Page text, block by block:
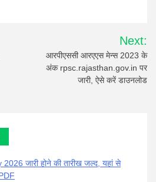
Next:
आरपीएससी आरएएस मेन्स 2023 के
अंक rpsc.rajasthan.gov.in पर
जारी, ऐसे करें डाउनलोड